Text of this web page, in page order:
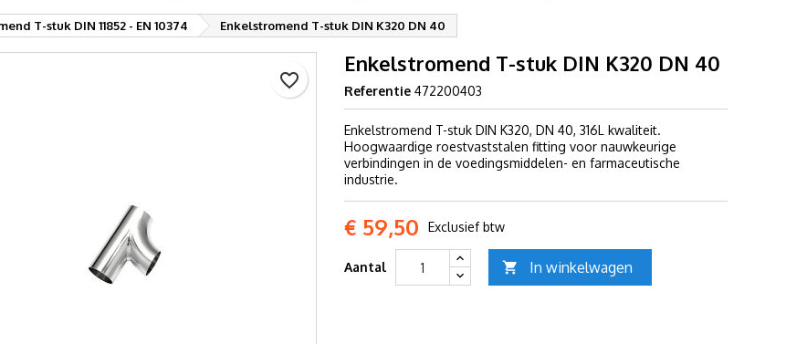
T-stuk DIN 11852 - EN 10374 Enkelstromend T-stuk DIN K320 DN 40
favorite_border
Enkelstromend T-stuk DIN K320 DN 40
Referentie 472200403
Enkelstromend T-stuk DIN K320, DN 40, 316L kwaliteit.
Hoogwaardige roestvaststalen fitting voor nauwkeurige
verbindingen in de voedingsmiddelen- en farmaceutische
industrie.
€ 59,50 Exclusief btw
Aantal  In winkelwagen